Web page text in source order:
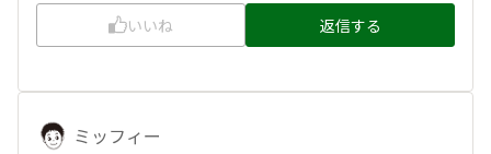
いいね 返信する
ミッフィー